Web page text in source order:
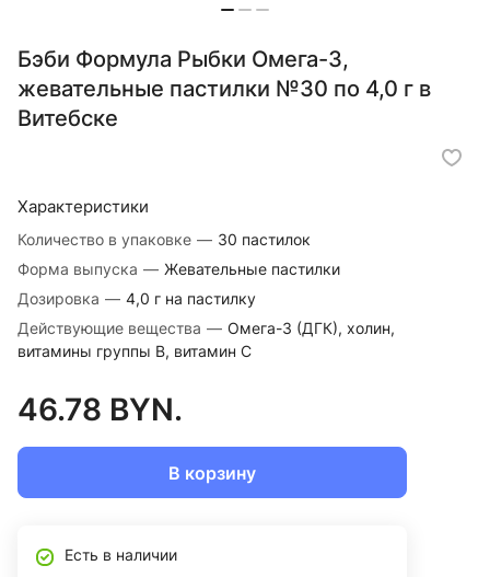
Бэби Формула Рыбки Омега-3,
жевательные пастилки №30 по 4,0 г в
Витебске
Характеристики
Количество в упаковке — 30 пастилок
Форма выпуска — Жевательные пастилки
Дозировка — 4,0 г на пастилку
Действующие вещества — Омега-3 (ДГК), холин,
витамины группы В, витамин С
46.78 BYN.
В корзину
Есть в наличии